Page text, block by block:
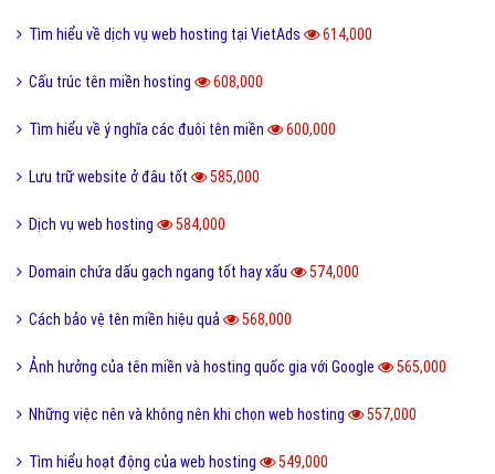
Tìm hiểu về dịch vụ web hosting tại VietAds 614,000
Cấu trúc tên miền hosting 608,000
Tìm hiểu về ý nghĩa các đuôi tên miền 600,000
Lưu trữ website ở đâu tốt 585,000
Dịch vụ web hosting 584,000
Domain chứa dấu gạch ngang tốt hay xấu 574,000
Cách bảo vệ tên miền hiệu quả 568,000
Ảnh hưởng của tên miền và hosting quốc gia với Google 565,000
Những việc nên và không nên khi chọn web hosting 557,000
Tìm hiểu hoạt động của web hosting 549,000